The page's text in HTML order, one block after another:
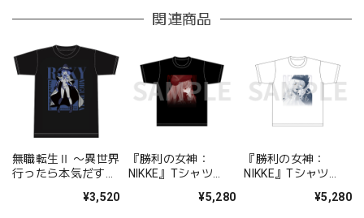
関連商品
無職転生Ⅱ 〜異世界
行ったら本気だす〜
ー・ミグルディア］
¥3,520
『勝利の女神：
NIKKE』Tシャツ
¥5,280
『勝利の女神：
NIKKE』Tシャツ
¥5,280